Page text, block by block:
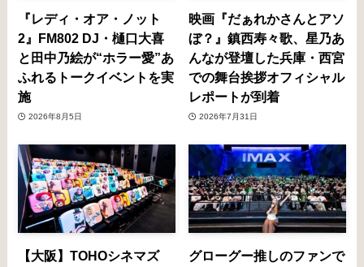
『レディ・オア・ノット
2』FM802 DJ・樋口大喜
と田中乃絵が“ホラー愛”あ
ふれるトークイベントを実
施
2026年8月5日
映画『だぁれかさんとアソ
ぼ？』鎮西寿々歌、星乃あ
んなが登壇した兵庫・西宮
での舞台挨拶オフィシャル
レポートが到着
2026年7月31日
【大阪】TOHOシネマズ
グローグー推しのファンで